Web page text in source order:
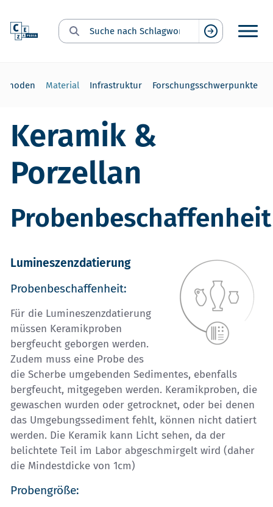
Suche nach Schlagwort:
Suchen
Material Infrastruktur Forschungsschwerpunkte
Keramik &
Porzellan
Probenbeschaffenheit
Lumineszenzdatierung
Probenbeschaffenheit:
Für die Lumineszenzdatierung
müssen Keramikproben
bergfeucht geborgen werden.
Zudem muss eine Probe des
die Scherbe umgebenden Sedimentes, ebenfalls
bergfeucht, mitgegeben werden. Keramikproben, die
gewaschen wurden oder getrocknet, oder bei denen
das Umgebungssediment fehlt, können nicht datiert
werden. Die Keramik kann Licht sehen, da der
belichtete Teil im Labor abgeschmirgelt wird (daher
die Mindestdicke von 1cm)
Probengröße: